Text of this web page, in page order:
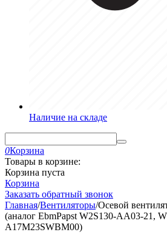
Наличие на складе
0Корзина
Товары в корзине:
Корзина пуста
Корзина
Заказать обратный звонок
Главная/Вентиляторы/Осевой
(аналог EbmPapst W2S130-AA03-21,
A17M23SWBM00)